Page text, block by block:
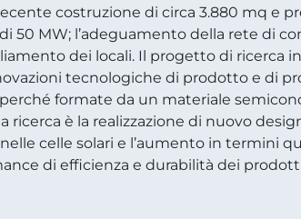
costruzione di circa 3.880 mq e
50 MW; l’adeguamento della rete di
dei locali. Il progetto di ricerca
tecnologiche di prodotto e di
formate da un materiale
ricerca è la realizzazione di nuovo
celle solari e l’aumento in termini
di efficienza e durabilità dei